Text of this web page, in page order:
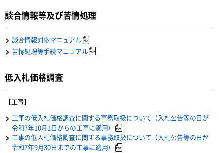
談合情報等及び苦情処理
談合情報対応マニュアル
苦情処理等手続マニュアル
低入札価格調査
【工事】
工事の低入札価格調査に関する事務取扱について（入札公告等の日が
令和7年10月1日からの工事に適用）
工事の低入札価格調査に関する事務取扱について（入札公告等の日が
令和7年9月30日までの工事に適用）